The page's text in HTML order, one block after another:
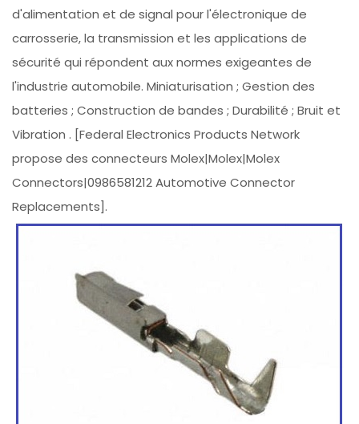
d'alimentation et de signal pour l'électronique de
carrosserie, la transmission et les applications de
sécurité qui répondent aux normes exigeantes de
l'industrie automobile. Miniaturisation ; Gestion des
batteries ; Construction de bandes ; Durabilité ; Bruit et
Vibration . [Federal Electronics Products Network
propose des connecteurs Molex|Molex|Molex
Connectors|0986581212 Automotive Connector
Replacements].